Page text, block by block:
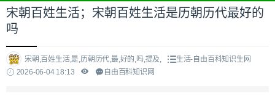
宋朝百姓生活；宋朝百姓生活是历朝历代最好的
吗
宋朝,百姓生活,是,历朝历代,最,好的,吗,提及,
生活-自由百科知识生网
2026-06-04 18:13
自由百科知识网